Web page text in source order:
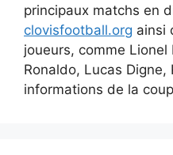
principaux matchs en
clovisfootball.org ainsi
joueurs, comme
Ronaldo, Lucas
informations de la